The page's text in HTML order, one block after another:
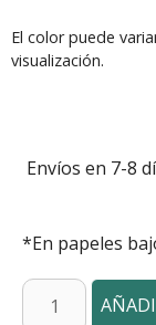
El color puede
visualización.
Envíos en 7-8
*En papeles